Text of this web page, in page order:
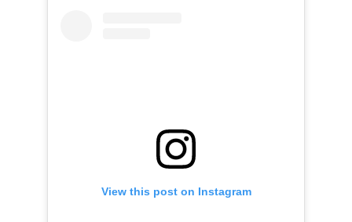
View this post on Instagram